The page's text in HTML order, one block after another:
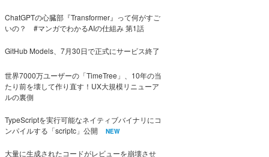
ChatGPTの心臓部『Transformer』って何がすご
いの？ #マンガでわかるAIの仕組み 第1話
GitHub Models、7月30日で正式にサービス終了
世界7000万ユーザーの「TimeTree」、10年の当
たり前を壊して作り直す！UX大規模リニューア
ルの裏側
TypeScriptを実行可能なネイティブバイナリにコ
ンパイルする「scriptc」公開
NEW
大量に生成されたコードがレビューを崩壊させ